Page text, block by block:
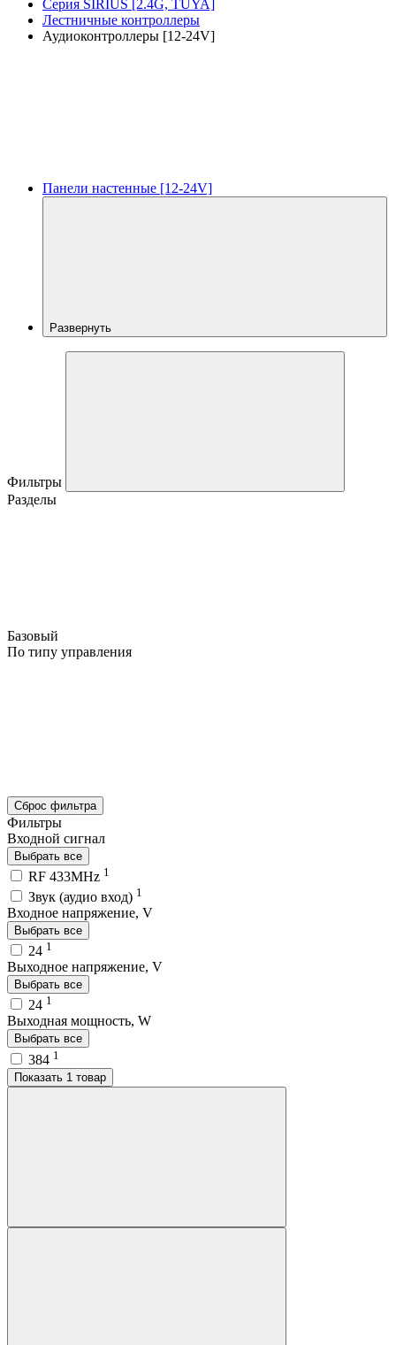
Серия SIRIUS [2.4G, TUYA]
Лестничные контроллеры
Аудиоконтроллеры [12-24V]
Панели настенные [12-24V]
Развернуть
Фильтры
Разделы
Базовый
По типу управления
Сброс фильтра
Фильтры
Входной сигнал
Выбрать все
RF 433MHz 1
Звук (аудио вход) 1
Входное напряжение, V
Выбрать все
24 1
Выходное напряжение, V
Выбрать все
24 1
Выходная мощность, W
Выбрать все
384 1
Показать 1 товар